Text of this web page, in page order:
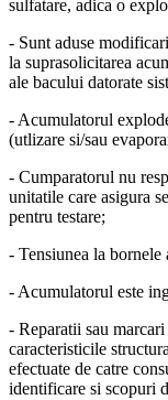
sulfatare, adica o
- Sunt aduse
la suprasolicitarea
ale bacului datorate
- Acumulatorul
(utlizare si/sau
- Cumparatorul nu
unitatile care asigura
pentru testare;
- Tensiunea la
- Acumulatorul este
- Reparatii sau
caracteristicile
efectuate de catre
identificare si scopuri